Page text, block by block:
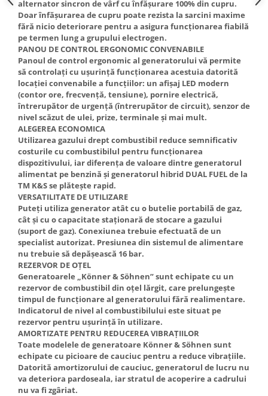
alternator sincron de vârf cu înfășurare 100% din cupru.
Doar înfășurarea de cupru poate rezista la sarcini maxime
fără nicio deteriorare pentru a asigura funcționarea fiabilă
pe termen lung a grupului electrogen.
PANOU DE CONTROL ERGONOMIC CONVENABILE
Panoul de control ergonomic al generatorului vă permite
să controlați cu ușurință funcționarea acestuia datorită
locației convenabile a funcțiilor: un afișaj LED modern
(contor ore, frecvență, tensiune), pornire electrică,
întrerupător de urgență (întrerupător de circuit), senzor de
nivel scăzut de ulei, prize, terminale și mai mult.
ALEGEREA ECONOMICA
Utilizarea gazului drept combustibil reduce semnificativ
costurile cu combustibilul pentru funcționarea
dispozitivului, iar diferența de valoare dintre generatorul
alimentat pe benzină și generatorul hibrid DUAL FUEL de la
TM K&S se plătește rapid.
VERSATILITATE DE UTILIZARE
Puteți utiliza generator atât cu o butelie portabilă de gaz,
cât și cu o capacitate staționară de stocare a gazului
(suport de gaz). Conexiunea trebuie efectuată de un
specialist autorizat. Presiunea din sistemul de alimentare
nu trebuie să depășească 16 bar.
REZERVOR DE OȚEL
Generatoarele „Könner & Söhnen” sunt echipate cu un
rezervor de combustibil din oțel lărgit, care prelungește
timpul de funcționare al generatorului fără realimentare.
Indicatorul de nivel al combustibilului este situat pe
rezervor pentru ușurință în utilizare.
AMORTIZATE PENTRU REDUCEREA VIBRAȚIILOR
Toate modelele de generatoare Könner & Söhnen sunt
echipate cu picioare de cauciuc pentru a reduce vibrațiile.
Datorită amortizorului de cauciuc, generatorul de lucru nu
va deteriora pardoseala, iar stratul de acoperire a cadrului
nu va fi zgâriat.